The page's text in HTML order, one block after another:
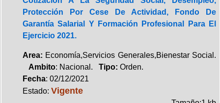
Protección Por Cese De Actividad, Fondo De
Garantía Salarial Y Formación Profesional Para El
Ejercicio 2021.
Area: Economía,Servicios Generales,Bienestar Social.
Ambito: Nacional. Tipo: Orden.
Fecha: 02/12/2021
Estado: Vigente